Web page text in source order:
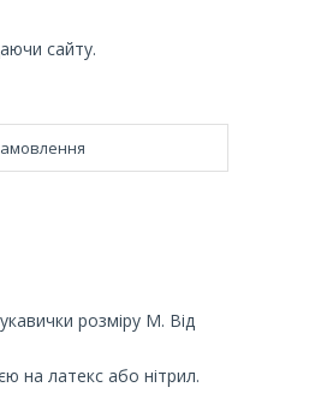
сайту.
розміру M. Від
на латекс або нітрил.